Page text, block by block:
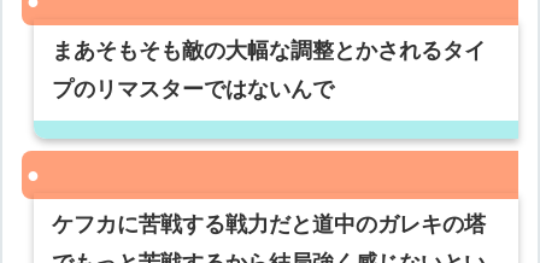
まあそもそも敵の大幅な調整とかされるタイ
プのリマスターではないんで
ケフカに苦戦する戦力だと道中のガレキの塔